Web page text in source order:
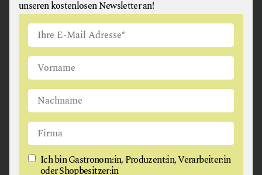
ANGUS & ARTHUR
FLEISCH + FLEISCHERZEUGNISSE
2326 Maria Lanzendorf
unseren kostenlosen Newsletter an!
Ich bin Gastronom:in, Produzent:in, Verarbeiter:in
oder Shopbesitzer:in